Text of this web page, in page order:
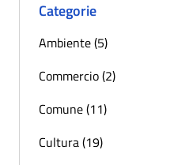
Categorie
Ambiente (5)
Commercio (2)
Comune (11)
Cultura (19)